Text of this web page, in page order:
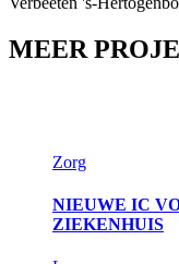
MEER
Zorg
NIEUWE IC
ZIEKENHUIS